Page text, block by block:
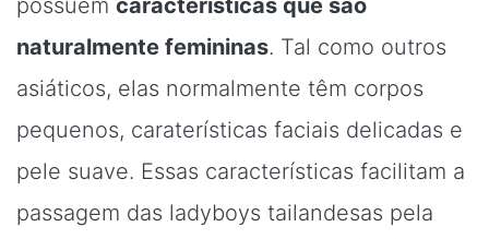
naturalmente femininas. Tal como outros
asiáticos, elas normalmente têm corpos
pequenos, caraterísticas faciais delicadas e
pele suave. Essas características facilitam a
passagem das ladyboys tailandesas pela